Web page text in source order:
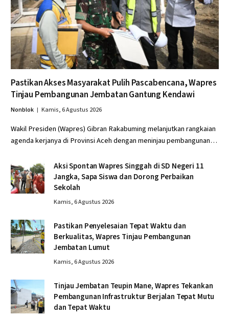
Pastikan Akses Masyarakat Pulih Pascabencana, Wapres
Tinjau Pembangunan Jembatan Gantung Kendawi
Nonblok Kamis, 6 Agustus 2026
Wakil Presiden (Wapres) Gibran Rakabuming melanjutkan rangkaian
agenda kerjanya di Provinsi Aceh dengan meninjau pembangunan…
Aksi Spontan Wapres Singgah di SD Negeri 11
Jangka, Sapa Siswa dan Dorong Perbaikan
Sekolah
Kamis, 6 Agustus 2026
Pastikan Penyelesaian Tepat Waktu dan
Berkualitas, Wapres Tinjau Pembangunan
Jembatan Lumut
Kamis, 6 Agustus 2026
Tinjau Jembatan Teupin Mane, Wapres Tekankan
Pembangunan Infrastruktur Berjalan Tepat Mutu
dan Tepat Waktu